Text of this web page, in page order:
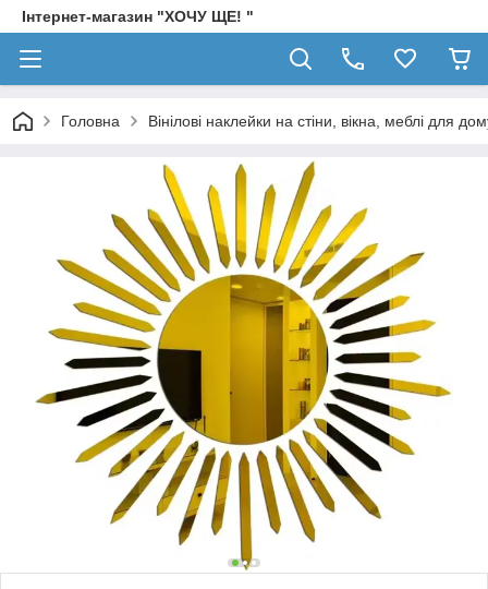
Інтернет-магазин "ХОЧУ ЩЕ! "
Головна Вінілові наклейки на стіни, вікна, меблі для